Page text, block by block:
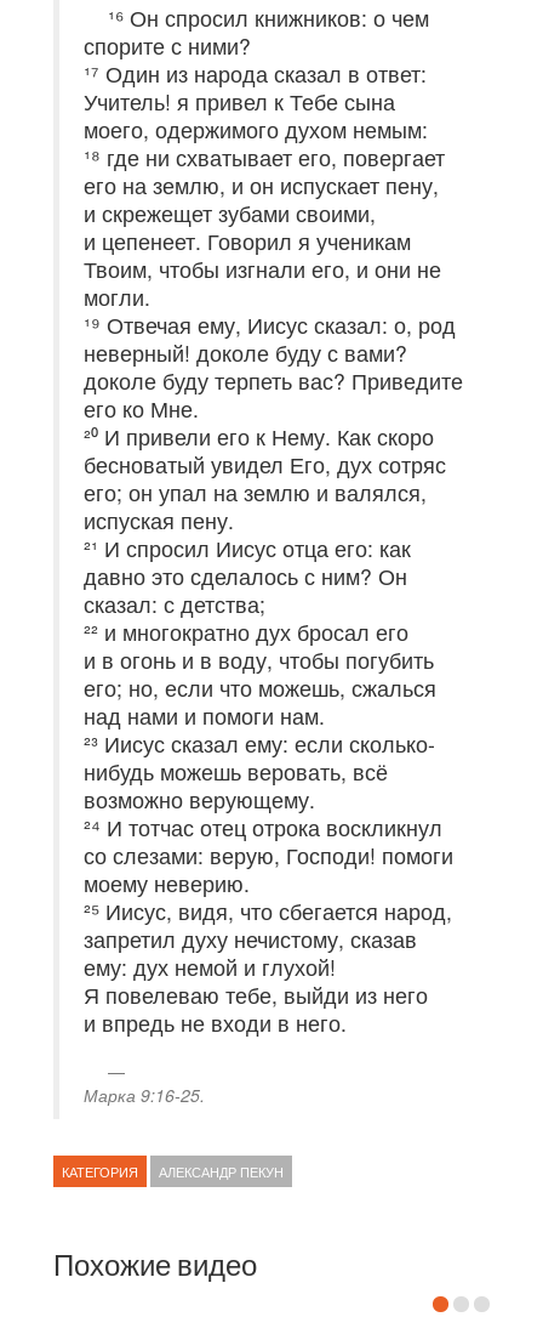
¹⁶ Он спросил книжников: о чем
спорите с ними?
¹⁷ Один из народа сказал в ответ:
Учитель! я привел к Тебе сына
моего, одержимого духом немым:
¹⁸ где ни схватывает его, повергает
его на землю, и он испускает пену,
и скрежещет зубами своими,
и цепенеет. Говорил я ученикам
Твоим, чтобы изгнали его, и они не
могли.
¹⁹ Отвечая ему, Иисус сказал: о, род
неверный! доколе буду с вами?
доколе буду терпеть вас? Приведите
его ко Мне.
²⁰ И привели его к Нему. Как скоро
бесноватый увидел Его, дух сотряс
его; он упал на землю и валялся,
испуская пену.
²¹ И спросил Иисус отца его: как
давно это сделалось с ним? Он
сказал: с детства;
²² и многократно дух бросал его
и в огонь и в воду, чтобы погубить
его; но, если что можешь, сжалься
над нами и помоги нам.
²³ Иисус сказал ему: если сколько‐
нибудь можешь веровать, всё
возможно верующему.
²⁴ И тотчас отец отрока воскликнул
со слезами: верую, Господи! помоги
моему неверию.
²⁵ Иисус, видя, что сбегается народ,
запретил духу нечистому, сказав
ему: дух немой и глухой!
Я повелеваю тебе, выйди из него
и впредь не входи в него.
Марка 9:16-25.
КАТЕГОРИЯ АЛЕКСАНДР ПЕКУН
Похожие видео